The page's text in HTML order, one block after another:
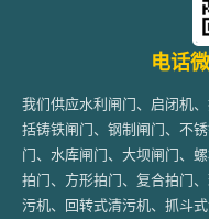
电话
我们供应水利闸门、启闭机
括铸铁闸门、钢制闸门、不
门、水库闸门、大坝闸门、
拍门、方形拍门、复合拍门
污机、回转式清污机、抓斗